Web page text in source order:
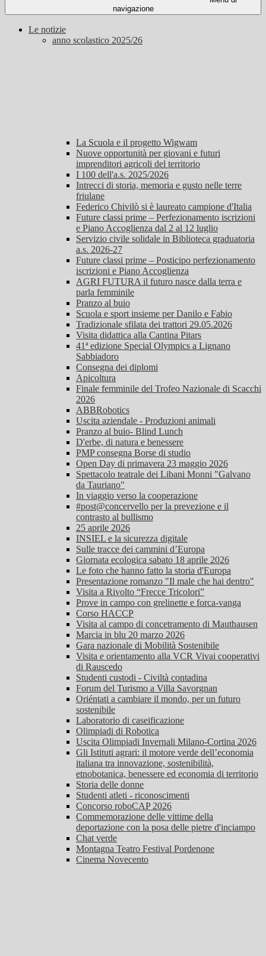
navigazione
Le notizie
anno scolastico 2025/26
La Scuola e il progetto Wigwam
Nuove opportunità per giovani e futuri
imprenditori agricoli del territorio
I 100 dell'a.s. 2025/2026
Intrecci di storia, memoria e gusto nelle terre
friulane
Federico Chivilò si è laureato campione d'Italia
Future classi prime – Perfezionamento iscrizioni
e Piano Accoglienza dal 2 al 12 luglio
Servizio civile solidale in Biblioteca graduatoria
a.s. 2026-27
Future classi prime – Posticipo perfezionamento
iscrizioni e Piano Accoglienza
AGRI FUTURA il futuro nasce dalla terra e
parla femminile
Pranzo al buio
Scuola e sport insieme per Danilo e Fabio
Tradizionale sfilata dei trattori 29.05.2026
Visita didattica alla Cantina Pitars
41ª edizione Special Olympics a Lignano
Sabbiadoro
Consegna dei diplomi
Apicoltura
Finale femminile del Trofeo Nazionale di Scacchi
2026
ABBRobotics
Uscita aziendale - Produzioni animali
Pranzo al buio- Blind Lunch
D'erbe, di natura e benessere
PMP consegna Borse di studio
Open Day di primavera 23 maggio 2026
Spettacolo teatrale dei Libani Monni "Galvano
da Tauriano"
In viaggio verso la cooperazione
#post@concervello per la prevezione e il
contrasto al bullismo
25 aprile 2026
INSIEL e la sicurezza digitale
Sulle tracce dei cammini d’Europa
Giornata ecologica sabato 18 aprile 2026
Le foto che hanno fatto la storia d'Europa
Presentazione romanzo "Il male che hai dentro"
Visita a Rivolto “Frecce Tricolori”
Prove in campo con grelinette e forca-vanga
Corso HACCP
Visita al campo di concetramento di Mauthausen
Marcia in blu 20 marzo 2026
Gara nazionale di Mobilità Sostenibile
Visita e orientamento alla VCR Vivai cooperativi
di Rauscedo
Studenti custodi - Civiltà contadina
Forum del Turismo a Villa Savorgnan
Oriéntati a cambiare il mondo, per un futuro
sostenibile
Laboratorio di caseificazione
Olimpiadi di Robotica
Uscita Olimpiadi Invernali Milano-Cortina 2026
Gli Istituti agrari: il motore verde dell’economia
italiana tra innovazione, sostenibilità,
etnobotanica, benessere ed economia di territorio
Storia delle donne
Studenti atleti - riconoscimenti
Concorso roboCAP 2026
Commemorazione delle vittime della
deportazione con la posa delle pietre d'inciampo
Chat verde
Montagna Teatro Festival Pordenone
Cinema Novecento